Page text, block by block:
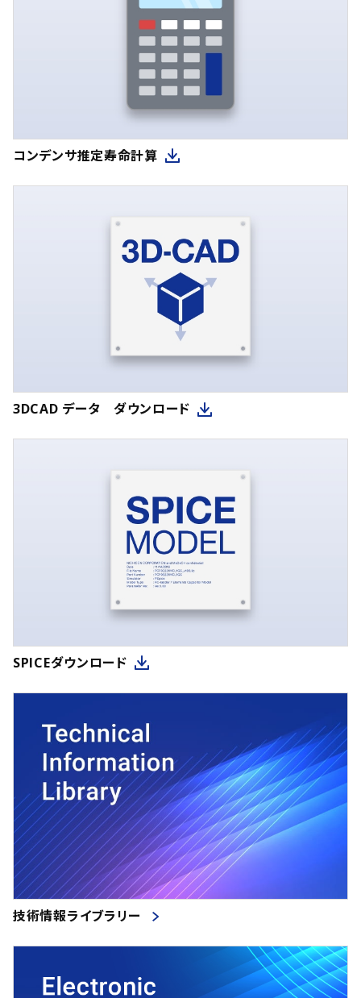
コンデンサ推定寿命計算
3DCAD データ ダウンロード
SPICEダウンロード
技術情報ライブラリー